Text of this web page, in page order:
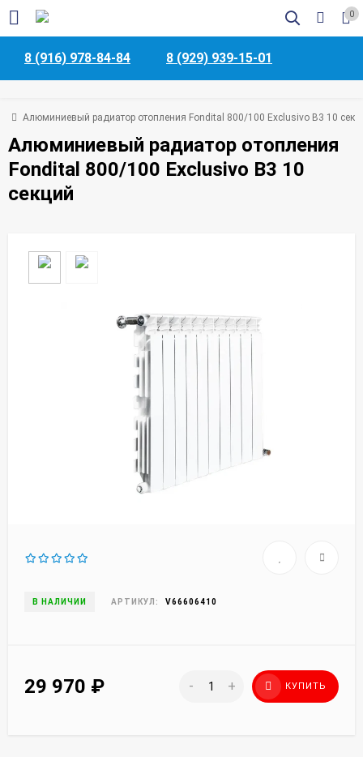
0
8 (916) 978-84-84 8 (929) 939-15-01
Алюминиевый радиатор отопления Fondital 800/100 Exclusivo B3 10
Алюминиевый радиатор отопления
Fondital 800/100 Exclusivo B3 10
секций
В НАЛИЧИИ АРТИКУЛ: V66606410
29 970 ₽ - + КУПИТЬ